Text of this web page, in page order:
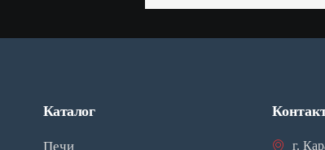
Каталог
Печи г.